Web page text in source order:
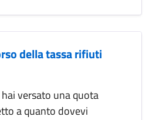
della tassa rifiuti
versato una quota
a quanto dovevi